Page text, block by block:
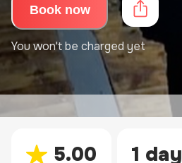
Book now
You won't be charged yet
5.00 1 day